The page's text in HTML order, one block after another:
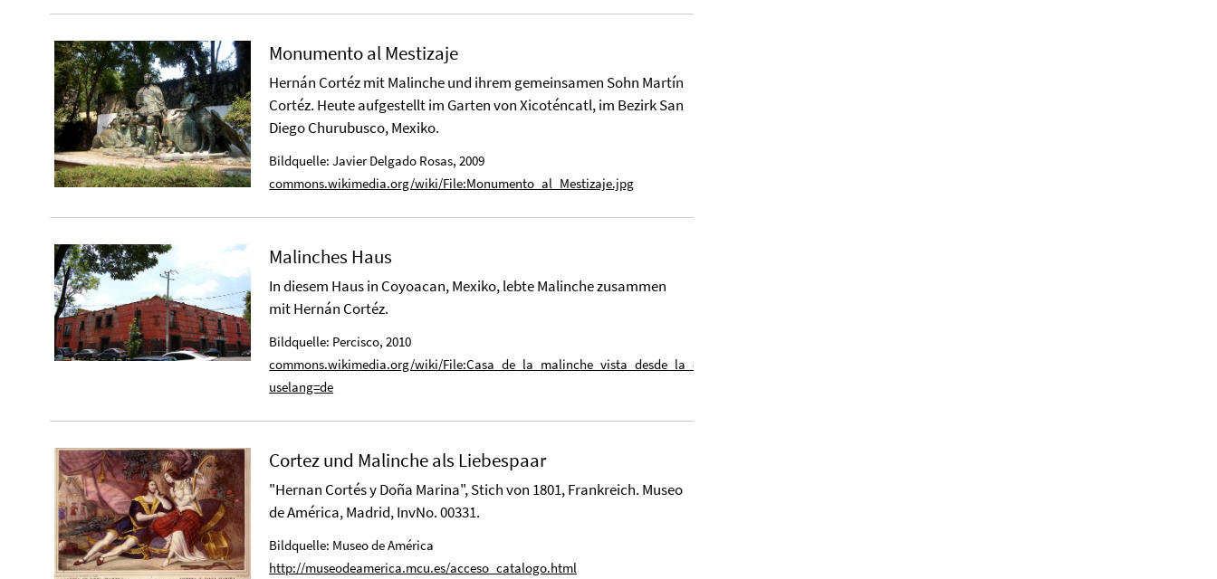
Monumento al Mestizaje
Hernán Cortéz mit Malinche und ihrem gemeinsamen Sohn Martín
Cortéz. Heute aufgestellt im Garten von Xicoténcatl, im Bezirk San
Diego Churubusco, Mexiko.
Bildquelle: Javier Delgado Rosas, 2009
commons.wikimedia.org/wiki/File:Monumento_al_Mestizaje.jpg
Malinches Haus
In diesem Haus in Coyoacan, Mexiko, lebte Malinche zusammen
mit Hernán Cortéz.
Bildquelle: Percisco, 2010
commons.wikimedia.org/wiki/File:Casa_de_la_malinche_vista_desde_la_conchita.JPG?
uselang=de
Cortez und Malinche als Liebespaar
"Hernan Cortés y Doña Marina", Stich von 1801, Frankreich. Museo
de América, Madrid, InvNo. 00331.
Bildquelle: Museo de América
http://museodeamerica.mcu.es/acceso_catalogo.html